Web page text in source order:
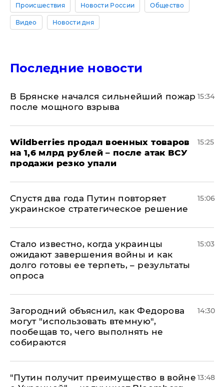
Происшествия Новости России Общество
Видео Новости дня
Последние новости
В Брянске начался сильнейший пожар
после мощного взрыва
15:34
​Wildberries продал военных товаров
на 1,6 млрд рублей – после атак ВСУ
продажи резко упали
15:25
Спустя два года Путин повторяет
украинское стратегическое решение
15:06
Стало известно, когда украинцы
ожидают завершения войны и как
долго готовы ее терпеть, – результаты
опроса
15:03
Загородний объяснил, как Федорова
могут "использовать втемную",
пообещав то, чего выполнять не
собираются
14:30
"Путин получит преимущество в войне 13:48